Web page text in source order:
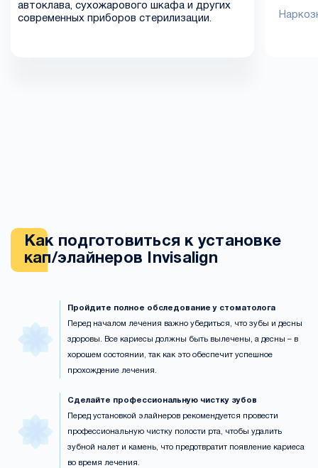
автоклава, сухожарового шкафа и других
современных приборов стерилизации.
Как подготовиться к установке
кап/элайнеров Invisalign
Пройдите полное обследование у стоматолога
Перед началом лечения важно убедиться, что зубы и десны
здоровы. Все кариесы должны быть вылечены, а десны – в
хорошем состоянии, так как это обеспечит успешное
прохождение лечения.
Сделайте профессиональную чистку зубов
Перед установкой элайнеров рекомендуется провести
профессиональную чистку полости рта, чтобы удалить
зубной налет и камень, что предотвратит появление кариеса
во время лечения.